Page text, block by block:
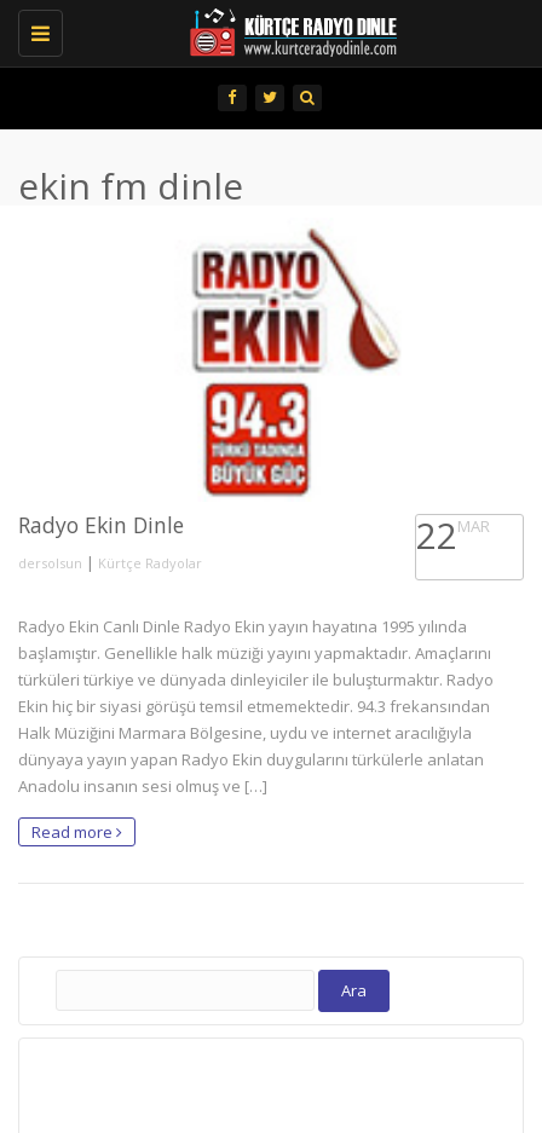
Toggle
navigation
ekin fm dinle
Radyo Ekin Dinle
dersolsun | Kürtçe Radyolar
22MAR
Radyo Ekin Canlı Dinle Radyo Ekin yayın hayatına 1995 yılında
başlamıştır. Genellikle halk müziği yayını yapmaktadır. Amaçlarını
türküleri türkiye ve dünyada dinleyiciler ile buluşturmaktır. Radyo
Ekin hiç bir siyasi görüşü temsil etmemektedir. 94.3 frekansından
Halk Müziğini Marmara Bölgesine, uydu ve internet aracılığıyla
dünyaya yayın yapan Radyo Ekin duygularını türkülerle anlatan
Anadolu insanın sesi olmuş ve […]
Read more
Arama: